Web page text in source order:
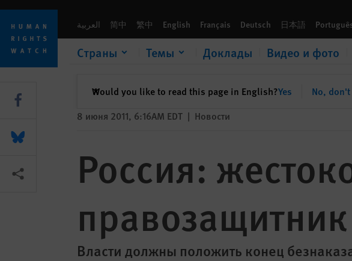
Skip
cookie
privacy
notice
Skip
main
content
العربية 简中 繁中 English Français Deutsch 日本語
Страны Темы Доклады Видео и фото
Would you like to read this page in English?Yes No,
✕закрыть
8 июня 2011, 6:16AM EDT | Новости
Россия:
Власти должны положить конец
Share this via Facebook
Share this via Bluesky
Share this via Поделиться